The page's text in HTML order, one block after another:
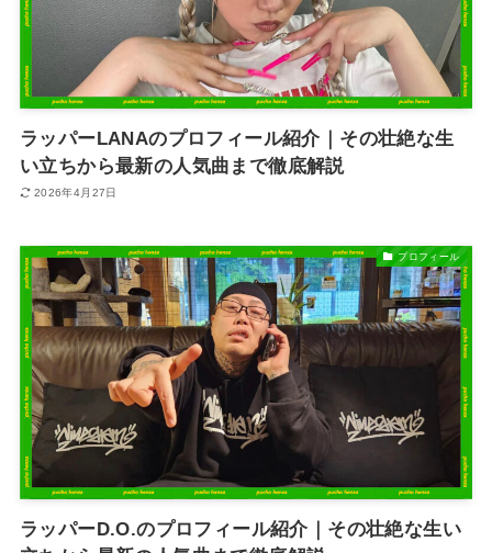
ラッパーLANAのプロフィール紹介｜その壮絶な生
い立ちから最新の人気曲まで徹底解説
2026年4月27日
プロフィール
ラッパーD.O.のプロフィール紹介｜その壮絶な生い